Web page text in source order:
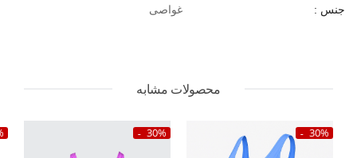
جنس : غواصی
محصولات مشابه
30%
30%